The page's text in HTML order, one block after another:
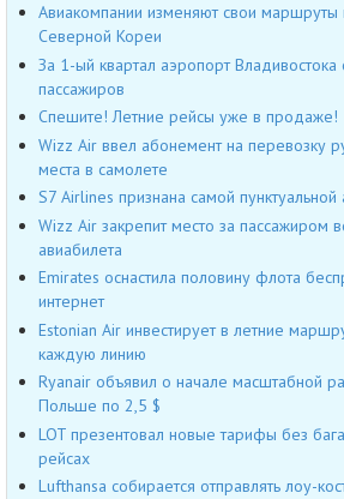
Авиакомпании изменяют свои маршруты
Северной Кореи
За 1-ый квартал аэропорт
пассажиров
Спешите! Летние рейсы уже в продаже!
Wizz Air ввел абонемент на перевозку
места в самолете
S7 Airlines признана самой
Wizz Air закрепит место за пассажиром
авиабилета
Emirates оснастила половину флота
интернет
Estonian Air инвестирует в летние
каждую линию
Ryanair объявил о начале масштабной
Польше по 2,5 $
LOT презентовал новые тарифы без
рейсах
Lufthansa собирается отправлять лоу-